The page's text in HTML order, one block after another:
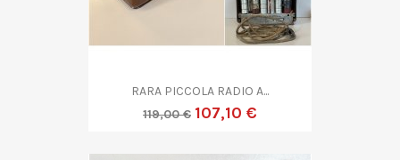
RARA PICCOLA RADIO A...
119,00 € 107,10 €